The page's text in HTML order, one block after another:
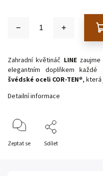
Zahradní květináč LINEzaujme
elegantním doplňkem
švédské oceli COR-TEN®, která
Detailní informace
Zeptat se Sdílet